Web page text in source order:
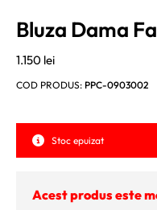
Bluza Dama
1.150 lei
COD PRODUS: PPC-0903002
Stoc epuizat
Acest produs este